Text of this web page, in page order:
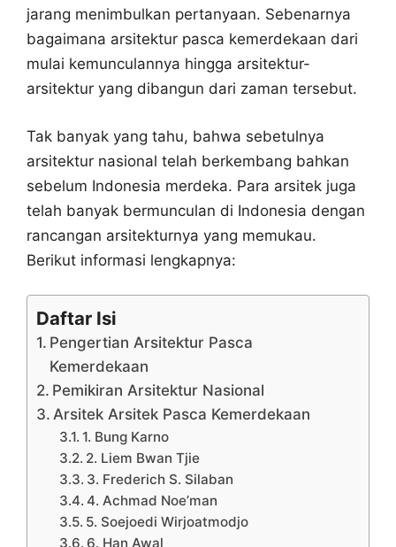
jarang menimbulkan pertanyaan. Sebenarnya
bagaimana arsitektur pasca kemerdekaan dari
mulai kemunculannya hingga arsitektur-
arsitektur yang dibangun dari zaman tersebut.
Tak banyak yang tahu, bahwa sebetulnya
arsitektur nasional telah berkembang bahkan
sebelum Indonesia merdeka. Para arsitek juga
telah banyak bermunculan di Indonesia dengan
rancangan arsitekturnya yang memukau.
Berikut informasi lengkapnya:
Daftar Isi
Pengertian Arsitektur Pasca
Kemerdekaan
Pemikiran Arsitektur Nasional
Arsitek Arsitek Pasca Kemerdekaan
1. Bung Karno
2. Liem Bwan Tjie
3. Frederich S. Silaban
4. Achmad Noe’man
5. Soejoedi Wirjoatmodjo
6. Han Awal